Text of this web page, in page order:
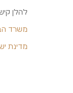
להלן
משרד
מדינת